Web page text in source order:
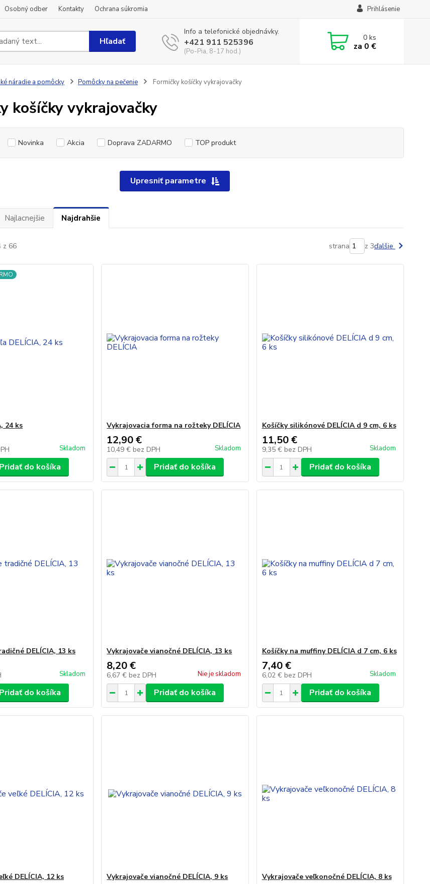
Osobný odber Kontakty Ochrana súkromia Prihlásenie
Hľadať
Info a telefonické objednávky.
+421 911 525396
(Po-Pia, 8-17 hod.)
0ks
za 0 €
náradie a pomôcky Pomôcky na pečenie Formičky košíčky vykrajovačky
košíčky vykrajovačky
Upresniť parametre
Novinka Akcia Doprava ZADARMO TOP produkt
Najlacnejšie Najdrahšie
z 66 strana z 3ďalšie
24 ks
Skladom
Pridať do košíka
Vykrajovacia forma na rožteky DELÍCIA
12,90 €
10,49 € bez DPH Skladom
Pridať do košíka
Košíčky silikónové DELÍCIA d 9 cm, 6 ks
11,50 €
9,35 € bez DPH Skladom
Pridať do košíka
DELÍCIA, 13 ks
Skladom
Pridať do košíka
Vykrajovače vianočné DELÍCIA, 13 ks
8,20 €
6,67 € bez DPH Nie je skladom
Pridať do košíka
Košíčky na muffiny DELÍCIA d 7 cm, 6 ks
7,40 €
6,02 € bez DPH Skladom
Pridať do košíka
DELÍCIA, 12 ks Vykrajovače vianočné DELÍCIA, 9 ks Vykrajovače veľkonočné DELÍCIA, 8 ks